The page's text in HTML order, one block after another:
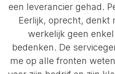
een leverancier gehad.
Eerlijk, oprecht, denkt
werkelijk geen
bedenken. De
me op alle fronten